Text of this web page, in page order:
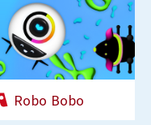
Robo Bobo